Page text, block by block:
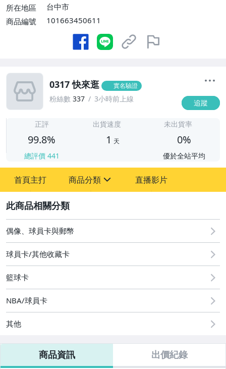
所在地區
台中市
商品編號
101663450611
0317 快來逛 實名驗證
粉絲數 337 3小時前上線 追蹤
正評
99.8%
總評價 441
出貨速度
1 天
未出貨率
0%
優於全站平均
首頁主打 商品分類
偶像、球員卡與郵幣
直播影片
偶像、球員卡與郵幣
球員卡/其他收藏卡
籃球卡
NBA/球員卡
其他
商品資訊 出價紀錄